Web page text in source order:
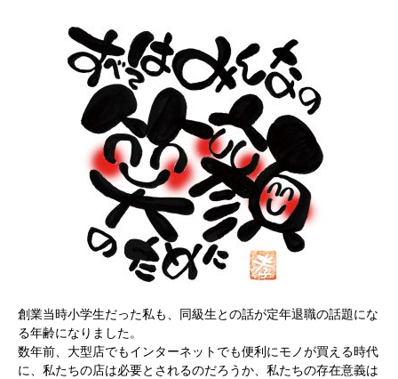
創業当時小学生だった私も、同級生との話が定年退職の話題にな
る年齢になりました。
数年前、大型店でもインターネットでも便利にモノが買える時代
に、私たちの店は必要とされるのだろうか、私たちの存在意義は